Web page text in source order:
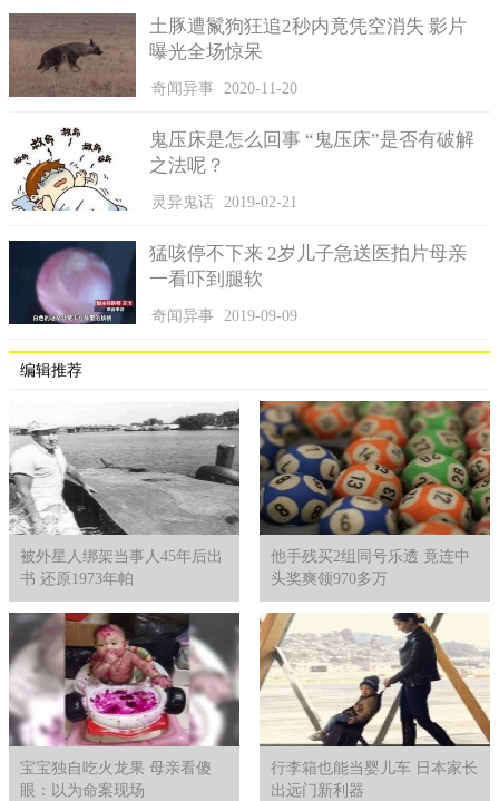
的不断恶劣，人类对这种狮子不断抓捕杀戮，导致巴巴里狮在
1920年就已经灭亡。
4、非洲狮
非洲狮也是在目前为止最大的猫科动物之一，非洲狮主要有
八个种类，其中体积最大的是鲁格狮和加丹加狮这两种。非洲狮
的长度达到了三米有余，身高达到了一米一以上，体重更是可
怕，最小的非洲狮都有四百斤，最大一般在七百斤，所以非洲狮
被人们称为草原之王。
土豚遭鬣狗狂追2秒内竟凭空消失 影片
曝光全场惊呆
奇闻异事 2020-11-20
鬼压床是怎么回事 “鬼压床”是否有破解
之法呢？
灵异鬼话 2019-02-21
猛咳停不下来 2岁儿子急送医拍片母亲
一看吓到腿软
奇闻异事 2019-09-09
编辑推荐
被外星人绑架当事人45年后出
书 还原1973年帕
他手残买2组同号乐透 竟连中
头奖爽领970多万
宝宝独自吃火龙果 母亲看傻
眼：以为命案现场
行李箱也能当婴儿车 日本家长
出远门新利器